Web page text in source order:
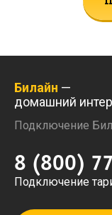
Билайн —
домашний
Подключение
8 (800)
Подключение